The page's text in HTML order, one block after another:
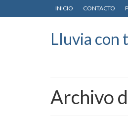
INICIO CONTACTO
Lluvia con
Archivo